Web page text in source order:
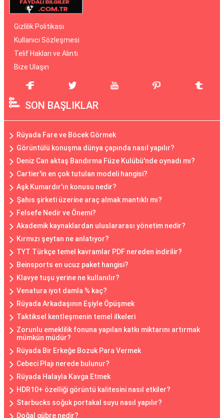
Gizlilik Politikası
Kullanıcı Sözleşmesi
Telif Hakları ve Alıntı
Bize Ulaşın
SON BAŞLIKLAR
Rüyada Fare ve Böcek Görmek
Görüntülü konuşma dünya çapında nasıl yapılır?
Deniz Can aktaş Bandırma Füze Kulübü'nde oynadı mı?
Cartier'in en çok tutulan modeli hangisi?
Aşk Kumardır'ın konusu nedir?
Şahıs şirketi üzerine araç almak mantıklı mı?
Felsefe Nedir ve Önemi?
Akademik kaynaklardan uluslararası yönetim nedir?
Kırmızı şeytan ne anlatıyor?
TYT Türkçe temel kavramlar PDF nereden indirilir?
Beinsports en ucuz paket hangisi?
Klavye tuşu yerine ne kullanılır?
Venatura iyot damla % kaç?
Rüyada Arkadaşının Eşiyle Öpüşmek
Taktiksel kentleşmenin temel ilkeleri
Zorunlu emeklilik fonuna yapılan katkı miktarını artırmak
mümkün müdür?
Rüyada Bir Erkeğe Bozuk Para Vermek
Cebeci Plajı nerede bulunur?
Rüyada Halayla Kavga Etmek
HDR10+ özelliği görüntü kalitesini nasıl etkiler?
Starbucks soğuk portakal suyu nasıl yapılır?
Doğal gübre nedir?